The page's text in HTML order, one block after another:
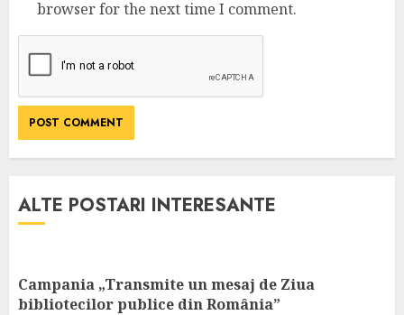
browser for the next time I comment.
ALTE POSTARI INTERESANTE
Campania „Transmite un mesaj de Ziua
bibliotecilor publice din România”